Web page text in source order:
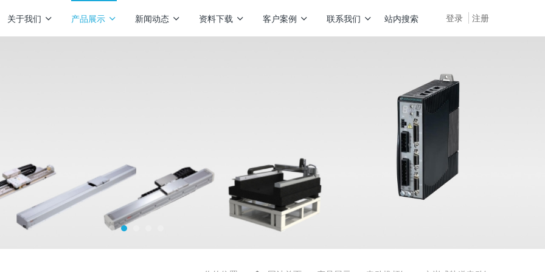
登录 注册
关于我们 产品展示 新闻动态 资料下载 客户案例 联系我们 站内搜索